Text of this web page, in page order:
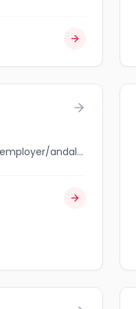
jobbank.gc.ca/browsejobs/employer/andaluzia+market/ca